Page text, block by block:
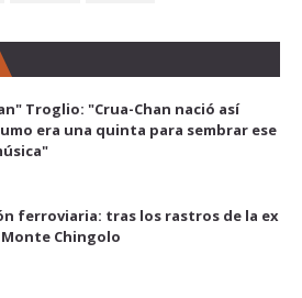
Troglio: "Crua-Chan nació así
era una quinta para sembrar ese
ferroviaria: tras los rastros de la ex
Chingolo